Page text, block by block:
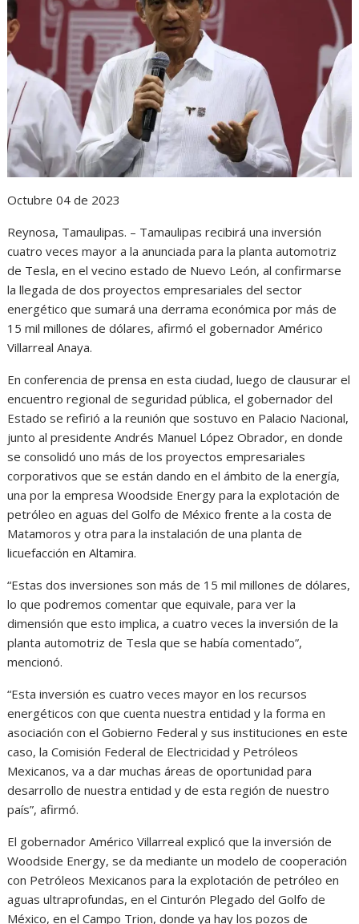
s
A
p
p
b
o
o
k
e
n
g
e
r
g
r
a
m
t
Octubre 04 de 2023
Reynosa, Tamaulipas. – Tamaulipas recibirá una inversión
cuatro veces mayor a la anunciada para la planta automotriz
de Tesla, en el vecino estado de Nuevo León, al confirmarse
la llegada de dos proyectos empresariales del sector
energético que sumará una derrama económica por más de
15 mil millones de dólares, afirmó el gobernador Américo
Villarreal Anaya.
En conferencia de prensa en esta ciudad, luego de clausurar el
encuentro regional de seguridad pública, el gobernador del
Estado se refirió a la reunión que sostuvo en Palacio Nacional,
junto al presidente Andrés Manuel López Obrador, en donde
se consolidó uno más de los proyectos empresariales
corporativos que se están dando en el ámbito de la energía,
una por la empresa Woodside Energy para la explotación de
petróleo en aguas del Golfo de México frente a la costa de
Matamoros y otra para la instalación de una planta de
licuefacción en Altamira.
“Estas dos inversiones son más de 15 mil millones de dólares,
lo que podremos comentar que equivale, para ver la
dimensión que esto implica, a cuatro veces la inversión de la
planta automotriz de Tesla que se había comentado”,
mencionó.
“Esta inversión es cuatro veces mayor en los recursos
energéticos con que cuenta nuestra entidad y la forma en
asociación con el Gobierno Federal y sus instituciones en este
caso, la Comisión Federal de Electricidad y Petróleos
Mexicanos, va a dar muchas áreas de oportunidad para
desarrollo de nuestra entidad y de esta región de nuestro
país”, afirmó.
El gobernador Américo Villarreal explicó que la inversión de
Woodside Energy, se da mediante un modelo de cooperación
con Petróleos Mexicanos para la explotación de petróleo en
aguas ultraprofundas, en el Cinturón Plegado del Golfo de
México, en el Campo Trion, donde ya hay los pozos de